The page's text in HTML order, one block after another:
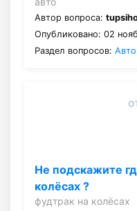
Автор вопроса:
Опубликовано: 02
Раздел вопросов:
Не подскажите
колёсах ?
фудтрак на колёсах